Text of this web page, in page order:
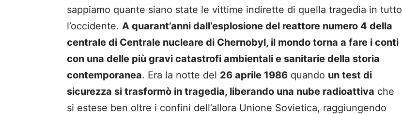
sappiamo quante siano state le vittime indirette di quella tragedia in tutto
l’occidente. A quarant’anni dall’esplosione del reattore numero 4 della
centrale di Centrale nucleare di Chernobyl, il mondo torna a fare i conti
con una delle più gravi catastrofi ambientali e sanitarie della storia
contemporanea. Era la notte del 26 aprile 1986 quando un test di
sicurezza si trasformò in tragedia, liberando una nube radioattiva che
si estese ben oltre i confini dell’allora Unione Sovietica, raggiungendo